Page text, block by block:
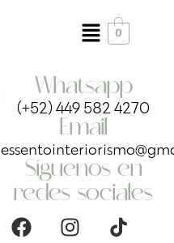
0
Whatsapp
(+52) 449 582 4270
Email
Síguenos en
redes sociales